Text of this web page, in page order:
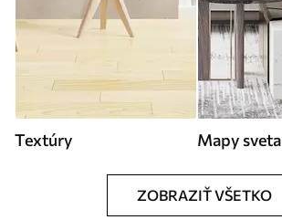
Textúry Mapy sveta
ZOBRAZIŤ VŠETKO